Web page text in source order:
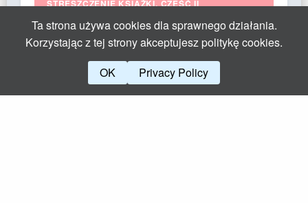
STRESZCZENIE KSIĄŻKI, CZĘŚĆ II
SYLWIA ZASADY ZDROWEGO ODŻYWIANIA
Ta strona używa cookies dla sprawnego działania.
Korzystając z tej strony akceptujesz politykę cookies.
OK
Privacy Policy